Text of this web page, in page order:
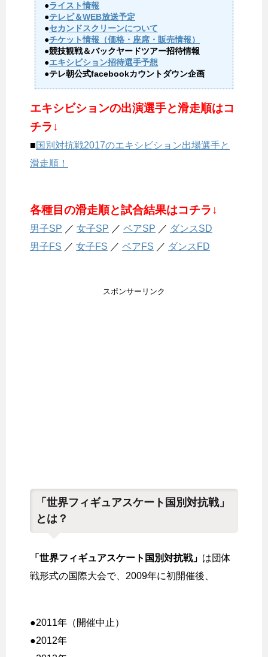
●ライスト情報
●テレビ＆WEB放送予定
●セカンドスクリーンについて
●チケット情報（価格・座席・販売情報）
●競技観戦＆バックヤードツアー招待情報
●エキシビション招待選手予想
●テレ朝公式facebookカウントダウン企画
エキシビションの出演選手と滑走順はコ
チラ↓
■国別対抗戦2017のエキシビション出場選手と
滑走順！
各種目の滑走順と試合結果はコチラ↓
男子SP ／ 女子SP ／ ペアSP ／ ダンスSD
男子FS ／ 女子FS ／ ペアFS ／ ダンスFD
スポンサーリンク
「世界フィギュアスケート国別対抗戦」
とは？
「世界フィギュアスケート国別対抗戦」 は団体
戦形式の国際大会で、2009年に初開催後、
●2011年（開催中止）
●2012年